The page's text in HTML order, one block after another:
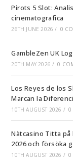
Pirots 5 Slot:
cinematografica
26TH JUNE 2026 / 0
GambleZen UK
20TH MAY 2026 / 0
Los Reyes de los
Marcan la
10TH AUGUST 2026 / 0
Nätcasino Titta
2026 och försöka
10TH AUGUST 2026 / 0